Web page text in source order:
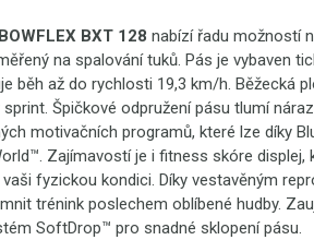
BOWFLEX BXT 128 nabízí řadu možností
na spalování tuků. Pás je vybaven
běh až do rychlosti 19,3 km/h. Běžecká
Špičkové odpružení pásu tlumí
motivačních programů, které lze díky
Zajímavostí je i fitness skóre displej,
fyzickou kondici. Díky vestavěným
trénink poslechem oblíbené hudby.
SoftDrop™ pro snadné sklopení pásu.